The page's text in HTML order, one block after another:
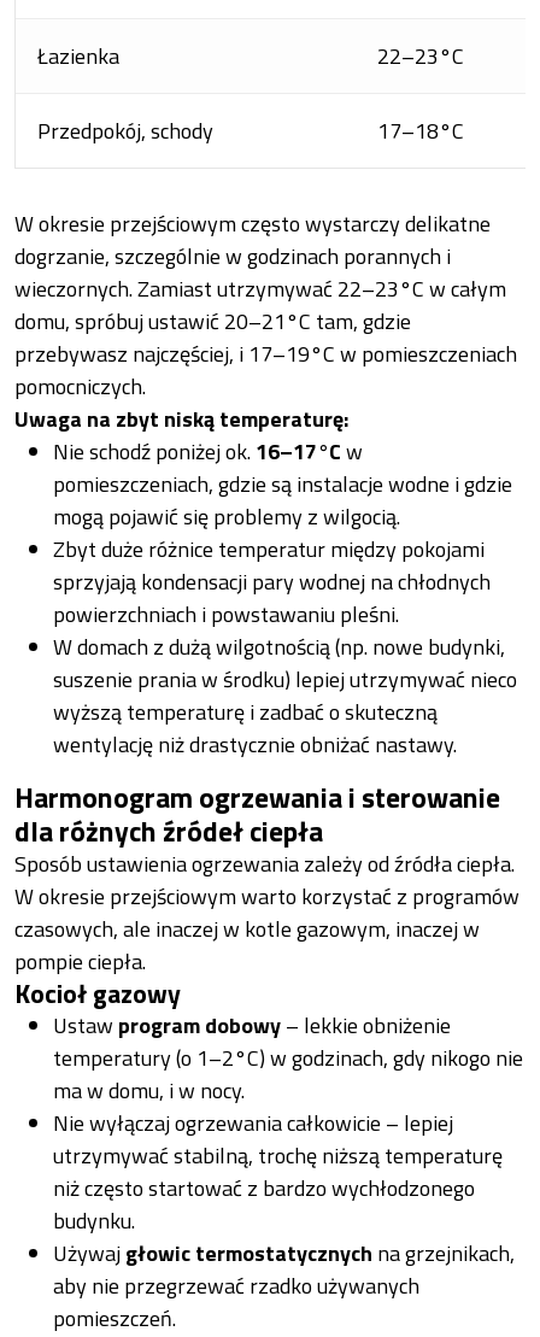
Łazienka 22–23°C
Przedpokój, schody 17–18°C
W okresie przejściowym często wystarczy delikatne
dogrzanie, szczególnie w godzinach porannych i
wieczornych. Zamiast utrzymywać 22–23°C w całym
domu, spróbuj ustawić 20–21°C tam, gdzie
przebywasz najczęściej, i 17–19°C w pomieszczeniach
pomocniczych.
Uwaga na zbyt niską temperaturę:
Nie schodź poniżej ok.16–17°Cw
pomieszczeniach, gdzie są instalacje wodne i gdzie
mogą pojawić się problemy z wilgocią.
Zbyt duże różnice temperatur między pokojami
sprzyjają kondensacji pary wodnej na chłodnych
powierzchniach i powstawaniu pleśni.
W domach z dużą wilgotnością (np. nowe budynki,
suszenie prania w środku) lepiej utrzymywać nieco
wyższą temperaturę i zadbać o skuteczną
wentylację niż drastycznie obniżać nastawy.
Harmonogram ogrzewania i sterowanie
dla różnych źródeł ciepła
Sposób ustawienia ogrzewania zależy od źródła ciepła.
W okresie przejściowym warto korzystać z programów
czasowych, ale inaczej w kotle gazowym, inaczej w
pompie ciepła.
Kocioł gazowy
Ustaw program dobowy– lekkie obniżenie
temperatury (o 1–2°C) w godzinach, gdy nikogo nie
ma w domu, i w nocy.
Nie wyłączaj ogrzewania całkowicie – lepiej
utrzymywać stabilną, trochę niższą temperaturę
niż często startować z bardzo wychłodzonego
budynku.
Używajgłowic termostatycznych na grzejnikach,
aby nie przegrzewać rzadko używanych
pomieszczeń.